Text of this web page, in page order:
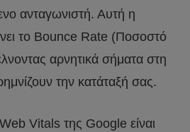
ανταγωνιστή. Αυτή η
το Bounce Rate (Ποσοστό
αρνητικά σήματα στη
την κατάταξή σας.
Vitals της Google είναι